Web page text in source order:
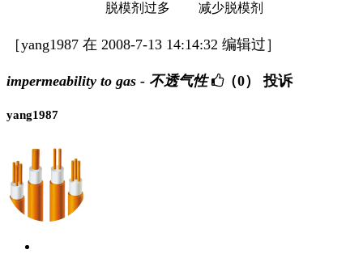
脱模剂过多 减少脱模剂
［yang1987 在 2008-7-13 14:14:32 编辑过］
impermeability to gas - 不透气性 （0） 投诉
yang1987